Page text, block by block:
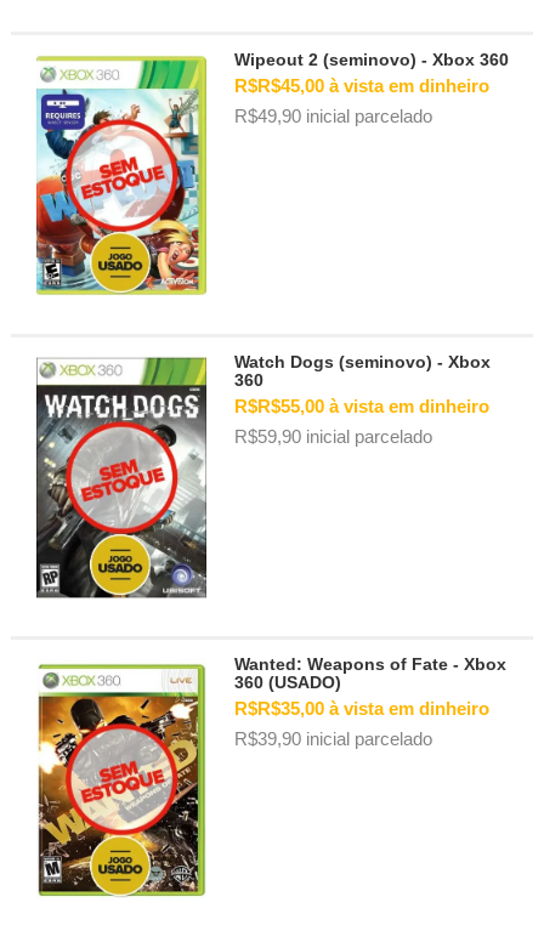
Wipeout 2 (seminovo) - Xbox 360
R$R$45,00 à vista em dinheiro
R$49,90 inicial parcelado
Watch Dogs (seminovo) - Xbox
360
R$R$55,00 à vista em dinheiro
R$59,90 inicial parcelado
Wanted: Weapons of Fate - Xbox
360 (USADO)
R$R$35,00 à vista em dinheiro
R$39,90 inicial parcelado